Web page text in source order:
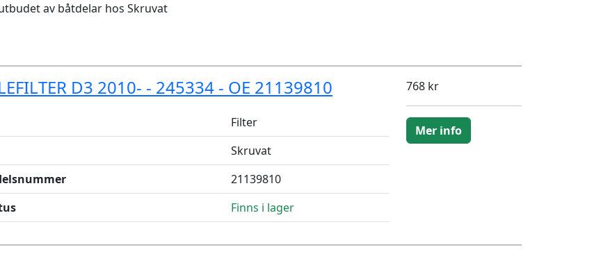
av båtdelar hos Skruvat
D3 2010- - 245334 - OE 21139810
Filter
Skruvat
21139810
Finns i lager
768 kr
Mer info